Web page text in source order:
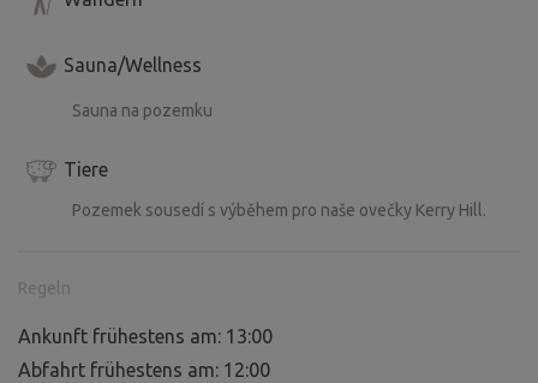
Sauna/Wellness
Sauna na pozemku
Tiere
Pozemek sousedí s výběhem pro naše ovečky Kerry Hill.
Regeln
Ankunft frühestens am: 13:00
Abfahrt frühestens am: 12:00